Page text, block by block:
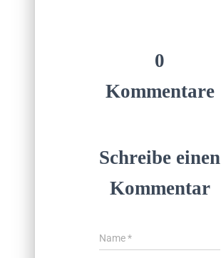
0
Kommentare
Schreibe einen
Kommentar
Name*